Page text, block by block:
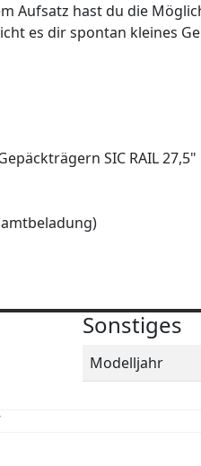
Aufsatz hast du die
es dir spontan kleines
SIC RAIL
Sonstiges
Modelljahr